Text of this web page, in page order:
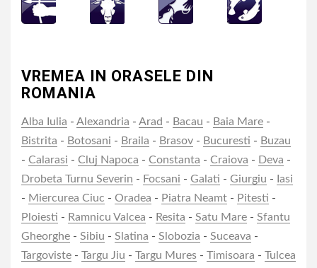
VREMEA IN ORASELE DIN
ROMANIA
Alba Iulia - Alexandria - Arad - Bacau - Baia Mare -
Bistrita - Botosani - Braila - Brasov - Bucuresti - Buzau
- Calarasi - Cluj Napoca - Constanta - Craiova - Deva -
Drobeta Turnu Severin - Focsani - Galati - Giurgiu - Iasi
- Miercurea Ciuc - Oradea - Piatra Neamt - Pitesti -
Ploiesti - Ramnicu Valcea - Resita - Satu Mare - Sfantu
Gheorghe - Sibiu - Slatina - Slobozia - Suceava -
Targoviste - Targu Jiu - Targu Mures - Timisoara - Tulcea